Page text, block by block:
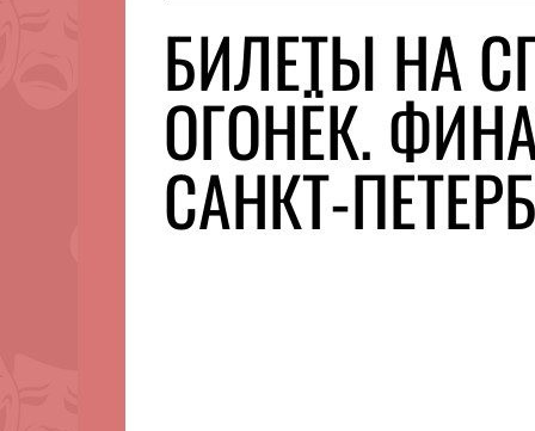
БИЛЕТЫ НА
ОГОНЁК.
САНКТ-